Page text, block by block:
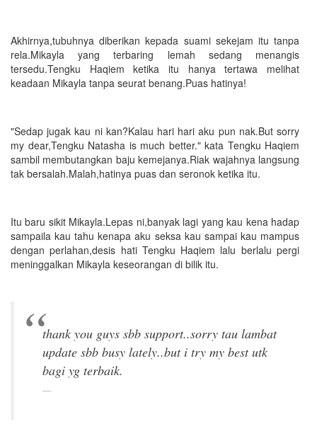
Akhirnya,tubuhnya diberikan kepada suami sekejam itu tanpa
rela.Mikayla yang terbaring lemah sedang menangis
tersedu.Tengku Haqiem ketika itu hanya tertawa melihat
keadaan Mikayla tanpa seurat benang.Puas hatinya!
"Sedap jugak kau ni kan?Kalau hari hari aku pun nak.But sorry
my dear,Tengku Natasha is much better." kata Tengku Haqiem
sambil membutangkan baju kemejanya.Riak wajahnya langsung
tak bersalah.Malah,hatinya puas dan seronok ketika itu.
Itu baru sikit Mikayla.Lepas ni,banyak lagi yang kau kena hadap
sampaila kau tahu kenapa aku seksa kau sampai kau mampus
dengan perlahan,desis hati Tengku Haqiem lalu berlalu pergi
meninggalkan Mikayla keseorangan di bilik itu.
thank you guys sbb support..sorry tau lambat
update sbb busy lately..but i try my best utk